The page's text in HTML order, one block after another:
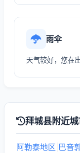
雨伞
天气较好，您在
拜城县附近
阿勒泰地区 巴音